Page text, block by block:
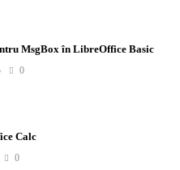
MsgBox în LibreOffice Basic
0
Calc
0